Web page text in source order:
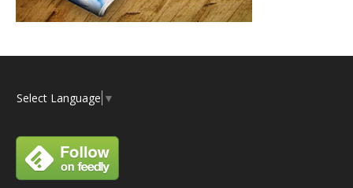
Select Language ▼